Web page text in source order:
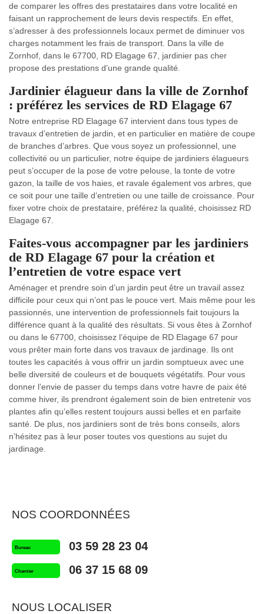
de comparer les offres des prestataires dans votre localité en
faisant un rapprochement de leurs devis respectifs. En effet,
s’adresser à des professionnels locaux permet de diminuer vos
charges notamment les frais de transport. Dans la ville de
Zornhof, dans le 67700, RD Elagage 67, jardinier pas cher
propose des prestations d’une grande qualité.
Jardinier élagueur dans la ville de Zornhof
: préférez les services de RD Elagage 67
Notre entreprise RD Elagage 67 intervient dans tous types de
travaux d’entretien de jardin, et en particulier en matière de coupe
de branches d’arbres. Que vous soyez un professionnel, une
collectivité ou un particulier, notre équipe de jardiniers élagueurs
peut s’occuper de la pose de votre pelouse, la tonte de votre
gazon, la taille de vos haies, et ravale également vos arbres, que
ce soit pour une taille d’entretien ou une taille de croissance. Pour
fixer votre choix de prestataire, préférez la qualité, choisissez RD
Elagage 67.
Faites-vous accompagner par les jardiniers
de RD Elagage 67 pour la création et
l’entretien de votre espace vert
Aménager et prendre soin d’un jardin peut être un travail assez
difficile pour ceux qui n’ont pas le pouce vert. Mais même pour les
passionnés, une intervention de professionnels fait toujours la
différence quant à la qualité des résultats. Si vous êtes à Zornhof
ou dans le 67700, choisissez l’équipe de RD Elagage 67 pour
vous prêter main forte dans vos travaux de jardinage. Ils ont
toutes les capacités à vous offrir un jardin somptueux avec une
belle diversité de couleurs et de bouquets végétatifs. Pour vous
donner l’envie de passer du temps dans votre havre de paix été
comme hiver, ils prendront également soin de bien entretenir vos
plantes afin qu’elles restent toujours aussi belles et en parfaite
santé. De plus, nos jardiniers sont de très bons conseils, alors
n’hésitez pas à leur poser toutes vos questions au sujet du
jardinage.
NOS COORDONNÉES
Bureau 03 59 28 23 04
Chantier 06 37 15 68 09
NOUS LOCALISER